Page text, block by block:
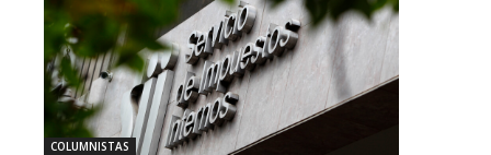
COLUMNISTAS